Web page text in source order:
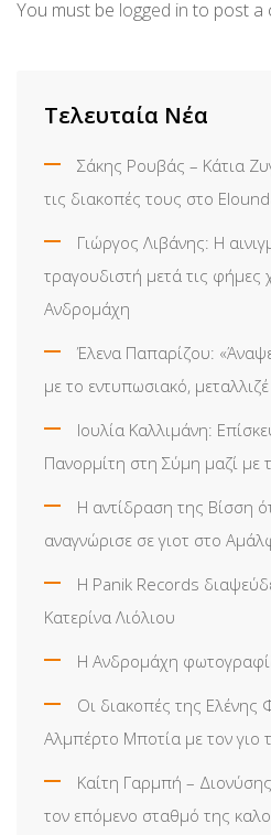
You must be logged in to post a
Τελευταία Νέα
Σάκης Ρουβάς – Κάτια
τις διακοπές τους στο
Γιώργος Λιβάνης: Η
τραγουδιστή μετά τις φήμες
Ανδρομάχη
Έλενα Παπαρίζου:
με το εντυπωσιακό,
Ιουλία Καλλιμάνη:
Πανορμίτη στη Σύμη μαζί με
Η αντίδραση της Βίσση
αναγνώρισε σε γιοτ στο
Η Panik Records
Κατερίνα Λιόλιου
Η Ανδρομάχη
Οι διακοπές της Ελένης
Αλμπέρτο Μποτία με τον γιο
Καίτη Γαρμπή –
τον επόμενο σταθμό της